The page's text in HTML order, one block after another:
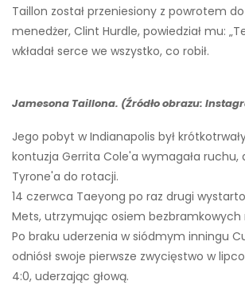
Taillon został przeniesiony z powrotem
menedżer, Clint Hurdle, powiedział mu:
wkładał serce we wszystko, co robił.
Jamesona Taillona. (Źródło obrazu:
Jego pobyt w Indianapolis był
kontuzja Gerrita Cole'a wymagała ruchu,
Tyrone'a do rotacji.
14 czerwca Taeyong po raz drugi
Mets, utrzymując osiem bezbramkowych
Po braku uderzenia w siódmym inningu
odniósł swoje pierwsze zwycięstwo w
4:0, uderzając głową.